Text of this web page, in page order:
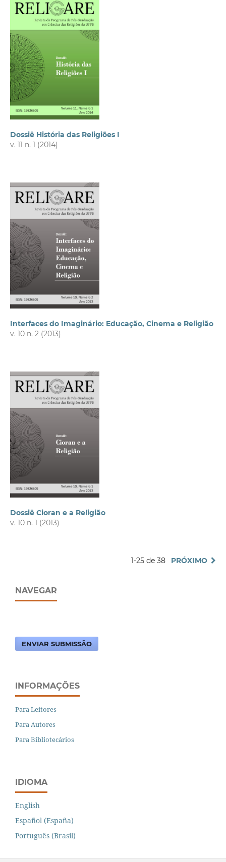
Dossiê História das Religiões I
v. 11 n. 1 (2014)
Interfaces do Imaginário: Educação, Cinema e Religião
v. 10 n. 2 (2013)
Dossiê Cioran e a Religião
v. 10 n. 1 (2013)
1-25 de 38 PRÓXIMO
NAVEGAR
ENVIAR SUBMISSÃO
INFORMAÇÕES
Para Leitores
Para Autores
Para Bibliotecários
IDIOMA
English
Español (España)
Português (Brasil)